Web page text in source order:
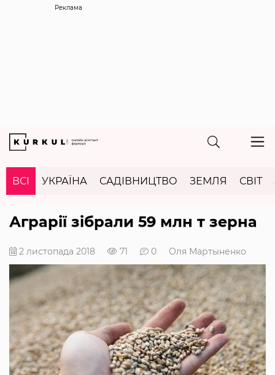
Реклама
ВСІ УКРАЇНА САДІВНИЦТВО ЗЕМЛЯ СВІТ
Аграрії зібрали 59 млн т зерна
2 листопада 2018 71 0 Оля Мартыненко